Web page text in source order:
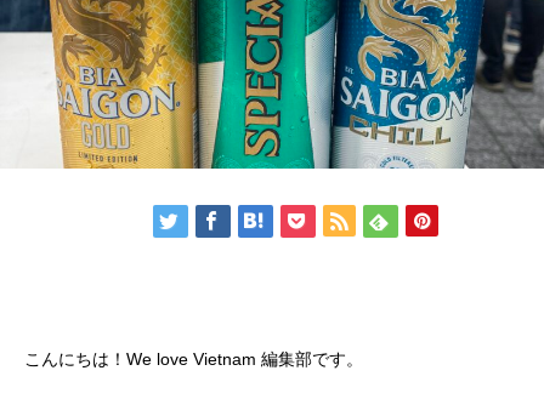
こんにちは！We love Vietnam 編集部です。